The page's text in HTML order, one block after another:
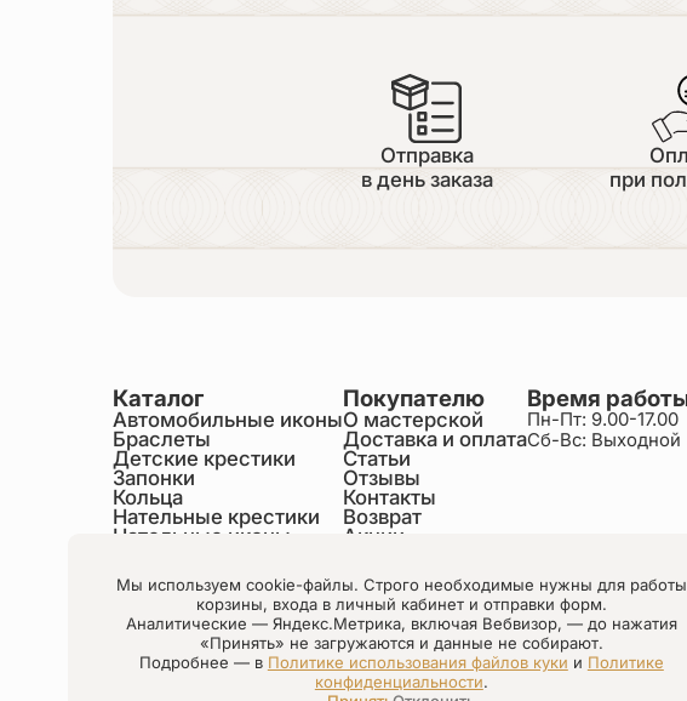
Отправка
в день заказа
при
Каталог
Автомобильные иконы
Браслеты
Детские крестики
Запонки
Кольца
Нательные крестики
Нательные иконы
Образки именные
Статуэтки святых
Шнурки на шею
Чётки
Покупателю
О мастерской
Доставка и оплата
Статьи
Отзывы
Контакты
Возврат
Акции
Время
Пн-Пт: 9.00-17.00
Сб-Вс: Выходной
Мы используем cookie-файлы. Строго необходимые нужны для работы
корзины, входа в личный кабинет и отправки форм.
Аналитические — Яндекс.Метрика, включая Вебвизор, — до нажатия
«Принять» не загружаются и данные не собирают.
Подробнее — в Политике использования файлов куки и Политике
конфиденциальности.